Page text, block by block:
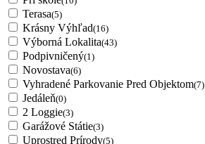
Terasa(5)
Krásny Výhľad(16)
Výborná Lokalita(43)
Podpivničený(1)
Novostava(6)
Vyhradené Parkovanie Pred Objektom(7)
Jedáleň(0)
2 Loggie(3)
Garážové Státie(3)
Uprostred Prírody(5)